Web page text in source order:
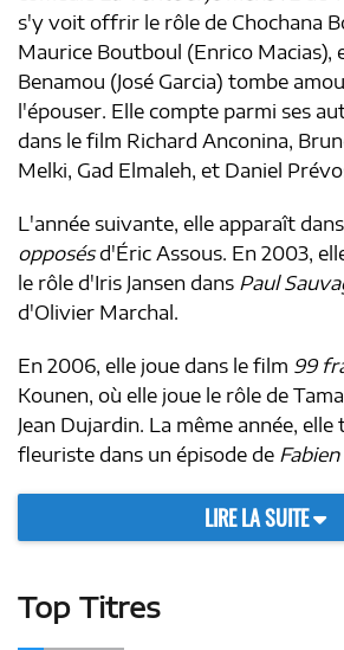
s'y voit offrir le rôle de Chochana
Maurice Boutboul (Enrico Macias),
Benamou (José Garcia) tombe
l'épouser. Elle compte parmi ses
dans le film Richard Anconina,
Melki, Gad Elmaleh, et Daniel
L'année suivante, elle apparaît
opposésd'Éric Assous. En 2003,
le rôle d'Iris Jansen dans Paul
d'Olivier Marchal.
En 2006, elle joue dans le film 99
Kounen, où elle joue le rôle de
Jean Dujardin. La même année,
fleuriste dans un épisode de
LIRE LA SUITE
Top Titres